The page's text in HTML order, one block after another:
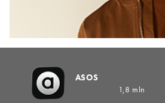
ASOS
1,8 mln